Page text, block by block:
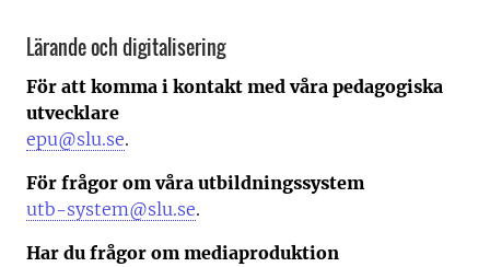
Lärande och digitalisering
För att komma i kontakt med våra pedagogiska
utvecklare
epu@slu.se.
För frågor om våra utbildningssystem
utb-system@slu.se.
Har du frågor om mediaproduktion